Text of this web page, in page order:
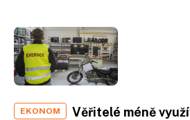
EKONOM
Věřitelé méně